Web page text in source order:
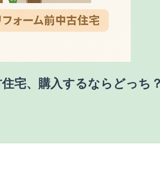
宅、購入するならどっち